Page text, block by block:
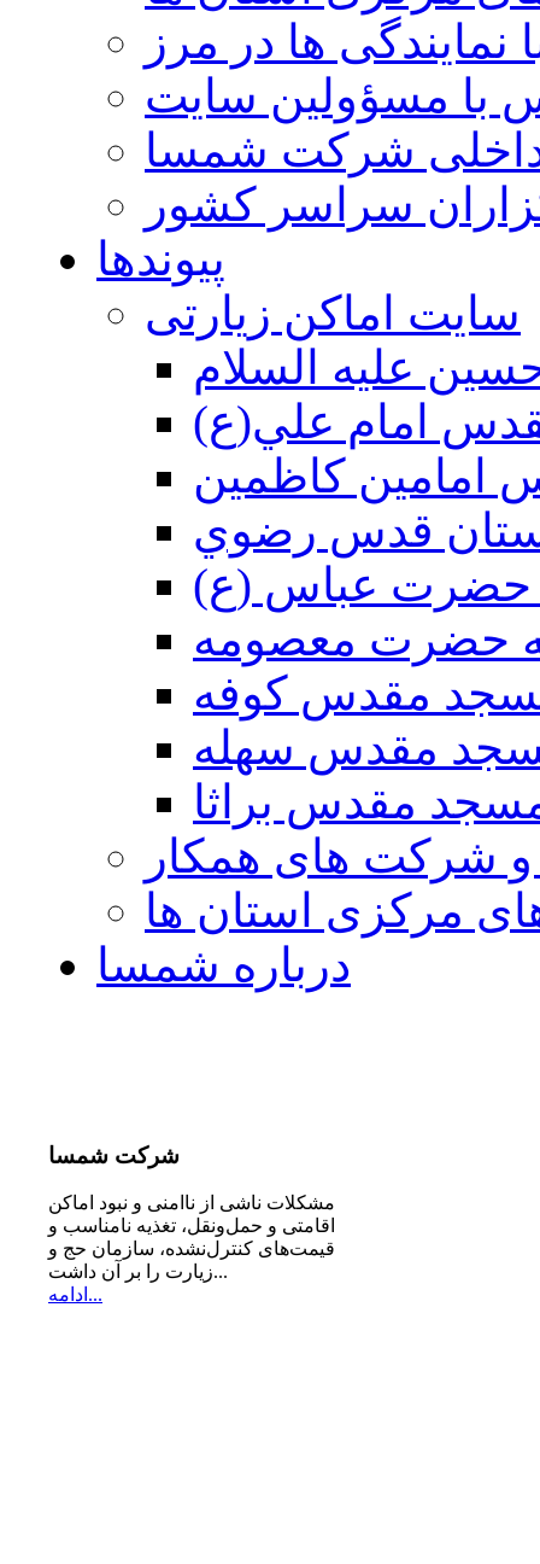
نمایندگی ها در مرز
با مسؤولین سایت
شرکت شمسا
سراسر کشور
پیوندها
سایت اماکن زیارتی
عليه السلام
امام علي(ع)
امامين كاظمين
قدس رضوي
حضرت عباس (ع)
حضرت معصومه
مقدس كوفه
مقدس سهله
مقدس براثا
و شرکت های همکار
مرکزی استان ها
درباره شمسا
شرکت شمسا
مشكلات ناشی از ناامنی و نبود اماكن
اقامتی و حمل‌ونقل، تغذیه‌ نامناسب و
قیمت‌های كنترل‌نشده، سازمان حج و
زیارت را بر آن داشت...
ادامه...